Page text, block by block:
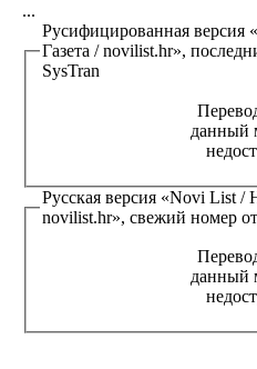
...
Русифицированная версия
Газета / novilist.hr»,
SysTran
данный
Русская версия «Novi List /
novilist.hr», свежий номер
данный